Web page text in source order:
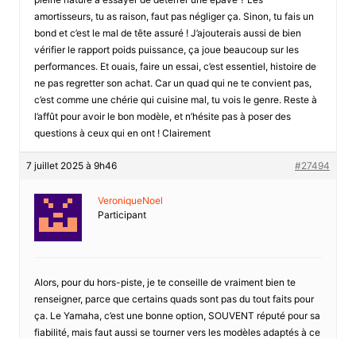
amortisseurs, tu as raison, faut pas négliger ça. Sinon, tu fais un
bond et c’est le mal de tête assuré ! J’ajouterais aussi de bien
vérifier le rapport poids puissance, ça joue beaucoup sur les
performances. Et ouais, faire un essai, c’est essentiel, histoire de
ne pas regretter son achat. Car un quad qui ne te convient pas,
c’est comme une chérie qui cuisine mal, tu vois le genre. Reste à
l’affût pour avoir le bon modèle, et n’hésite pas à poser des
questions à ceux qui en ont ! Clairement
7 juillet 2025 à 9h46 #27494
VeroniqueNoel
Participant
Alors, pour du hors-piste, je te conseille de vraiment bien te
renseigner, parce que certains quads sont pas du tout faits pour
ça. Le Yamaha, c’est une bonne option, SOUVENT réputé pour sa
fiabilité, mais faut aussi se tourner vers les modèles adaptés à ce